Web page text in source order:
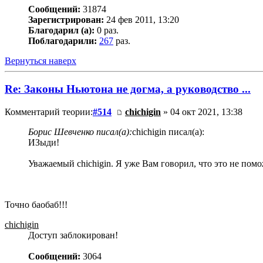
Сообщений: 31874
Зарегистрирован: 24 фев 2011, 13:20
Благодарил (а): 0 раз.
Поблагодарили: 267 раз.
Вернуться наверх
Re: Законы Ньютона не догма, а руководство ...
Комментарий теории:#514 chichigin » 04 окт 2021, 13:38
Борис Шевченко писал(а):chichigin писал(а):
ИЗыди!
Уважаемый chichigin. Я уже Вам говорил, что это не
Точно баобаб!!!
chichigin
Доступ заблокирован!
Сообщений: 3064